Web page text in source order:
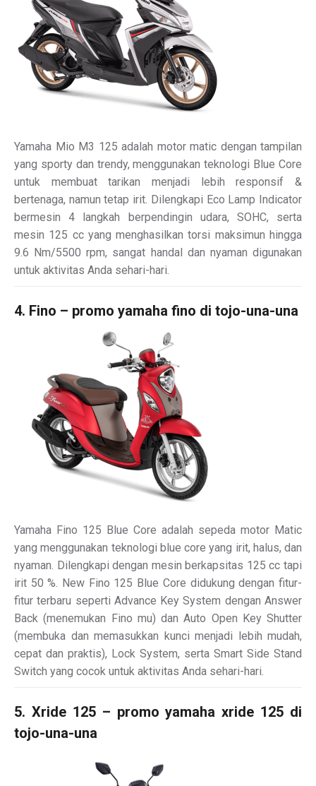
Yamaha Mio M3 125 adalah motor matic dengan tampilan
yang sporty dan trendy, menggunakan teknologi Blue Core
untuk membuat tarikan menjadi lebih responsif &
bertenaga, namun tetap irit. Dilengkapi Eco Lamp Indicator
bermesin 4 langkah berpendingin udara, SOHC, serta
mesin 125 cc yang menghasilkan torsi maksimun hingga
9.6 Nm/5500 rpm, sangat handal dan nyaman digunakan
untuk aktivitas Anda sehari-hari.
4. Fino – promo yamaha fino di tojo-una-una
Yamaha Fino 125 Blue Core adalah sepeda motor Matic
yang menggunakan teknologi blue core yang irit, halus, dan
nyaman. Dilengkapi dengan mesin berkapsitas 125 cc tapi
irit 50 %. New Fino 125 Blue Core didukung dengan fitur-
fitur terbaru seperti Advance Key System dengan Answer
Back (menemukan Fino mu) dan Auto Open Key Shutter
(membuka dan memasukkan kunci menjadi lebih mudah,
cepat dan praktis), Lock System, serta Smart Side Stand
Switch yang cocok untuk aktivitas Anda sehari-hari.
5. Xride 125 – promo yamaha xride 125 di
tojo-una-una